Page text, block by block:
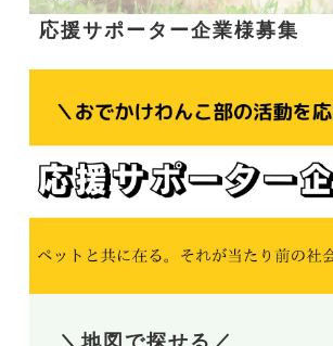
応援サポーター企業様募集
＼地図で探せる／